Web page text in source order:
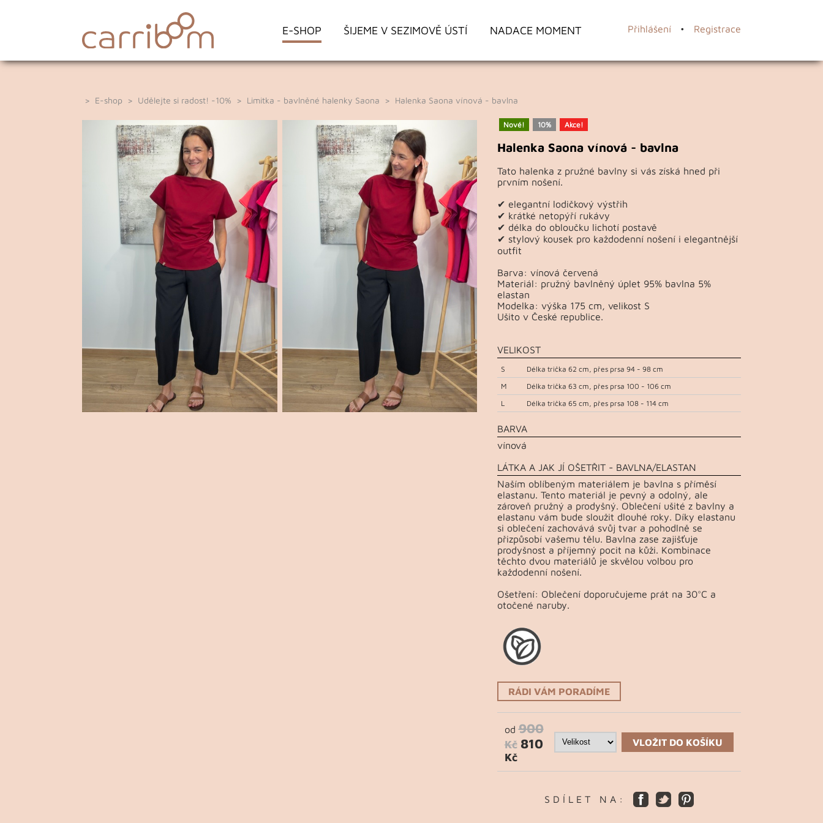
E-SHOP ŠIJEME V SEZIMOVĚ ÚSTÍ NADACE MOMENT Přihlášení• Registrace
> E-shop > Udělejte si radost! -10% > Limitka - bavlněné halenky Saona > Halenka Saona vínová - bavlna
Nové! 10% Akce!
Halenka Saona vínová - bavlna
Tato halenka z pružné bavlny si vás získá hned při
prvním nošení.
✔ elegantní lodičkový výstřih
✔ krátké netopýří rukávy
✔ délka do obloučku lichotí postavě
✔ stylový kousek pro každodenní nošení i elegantnější
outfit
Barva: vínová červená
Materiál: pružný bavlněný úplet 95% bavlna 5%
elastan
Modelka: výška 175 cm, velikost S
Ušito v České republice.
VELIKOST
S
Délka trička 62 cm, přes prsa 94 - 98 cm
M
Délka trička 63 cm, přes prsa 100 - 106 cm
L
Délka trička 65 cm, přes prsa 108 - 114 cm
BARVA
vínová
LÁTKA A JAK JÍ OŠETŘIT - BAVLNA/ELASTAN
Naším oblíbeným materiálem je bavlna s příměsí
elastanu. Tento materiál je pevný a odolný, ale
zároveň pružný a prodyšný. Oblečení ušité z bavlny a
elastanu vám bude sloužit dlouhé roky. Díky elastanu
si oblečení zachovává svůj tvar a pohodlně se
přizpůsobí vašemu tělu. Bavlna zase zajišťuje
prodyšnost a příjemný pocit na kůži. Kombinace
těchto dvou materiálů je skvělou volbou pro
každodenní nošení.
Ošetření: Oblečení doporučujeme prát na 30°C a
otočené naruby.
RÁDI VÁM PORADÍME
od900
Kč 810
Kč
VLOŽIT DO KOŠÍKU
S D Í L E T N A :